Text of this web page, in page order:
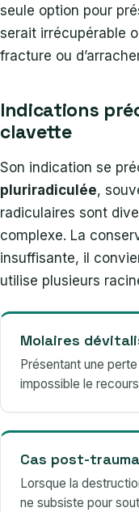
seule option pour
serait irrécupérable
fracture ou
Indications
clavette
Son indication se
pluriradiculée,
radiculaires sont
complexe. La
insuffisante, il
utilise plusieurs
Molaires
Présentant une perte
impossible le
Cas post-
Lorsque la
ne subsiste pour